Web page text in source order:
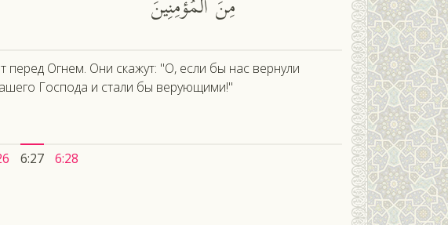
перед Огнем. Они скажут: "О, если бы нас вернули
Господа и стали бы верующими!"
6:27 6:28